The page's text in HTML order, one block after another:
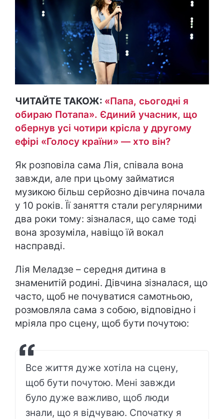
ЧИТАЙТЕ ТАКОЖ: «Папа, сьогодні я
обираю Потапа». Єдиний учасник, що
обернув усі чотири крісла у другому
ефірі «Голосу країни» — хто він?
Як розповіла сама Лія, співала вона
завжди, але при цьому займатися
музикою більш серйозно дівчина почала
у 10 років. Її заняття стали регулярними
два роки тому: зізналася, що саме тоді
вона зрозуміла, навіщо їй вокал
насправді.
Лія Меладзе – середня дитина в
знаменитій родині. Дівчина зізналася, що
часто, щоб не почуватися самотньою,
розмовляла сама з собою, відповідно і
мріяла про сцену, щоб бути почутою:
Все життя дуже хотіла на сцену,
щоб бути почутою. Мені завжди
було дуже важливо, щоб люди
знали, що я відчуваю. Спочатку я